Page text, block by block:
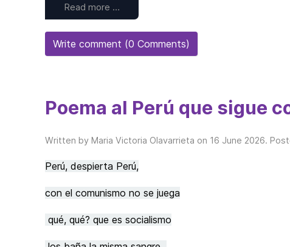
Read more …
Write comment (0 Comments)
Poema al Perú que sigue
Written by Maria Victoria Olavarrieta on 16 June 2026.
Perú, despierta Perú,
con el comunismo no se juega
qué, qué? que es socialismo